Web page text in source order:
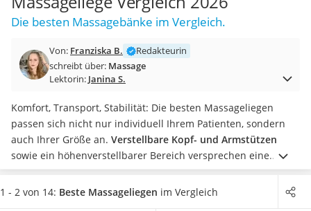
Braun Rasierer
Katzenklappe (Chip)
Masturbator
Massagepistole
Reisehaartrockner
Eiweißpulver
Magnesiumpräparat
Katzenklappe
Nackenmassagegerät
Zeckenschutz Katze
Die besten Massagebänke im Vergleich.
Von: Franziska B.
Redakteurin
schreibt über: Massage
Lektorin: Janina S.
Komfort, Transport, Stabilität: Die besten Massageliegen
passen sich nicht nur individuell Ihrem Patienten, sondern
auch Ihrer Größe an. Verstellbare Kopf- und Armstützen
sowie ein höhenverstellbarer Bereich versprechen eine
angenehme Behandlungfür Patient und Therapeut.Achten
Sie auf eine gute Polsterung: Die besten Produkte unseres
1 - 2 von 14: Beste Massageliegen im Vergleich